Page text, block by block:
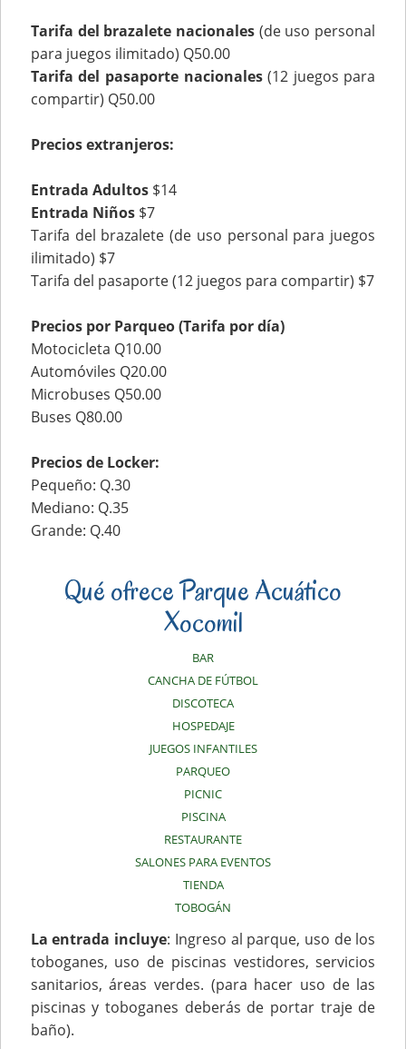
Tarifa del brazalete nacionales (de uso personal
para juegos ilimitado) Q50.00
Tarifa del pasaporte nacionales(12 juegos para
compartir) Q50.00
Precios extranjeros:
Entrada Adultos$14
Entrada Niños$7
Tarifa del brazalete (de uso personal para juegos
ilimitado) $7
Tarifa del pasaporte (12 juegos para compartir) $7
Precios por Parqueo (Tarifa por día)
Motocicleta Q10.00
Automóviles Q20.00
Microbuses Q50.00
Buses Q80.00
Precios de Locker:
Pequeño: Q.30
Mediano: Q.35
Grande: Q.40
Qué ofrece Parque Acuático
Xocomil
BAR
CANCHA DE FÚTBOL
DISCOTECA
HOSPEDAJE
JUEGOS INFANTILES
PARQUEO
PICNIC
PISCINA
RESTAURANTE
SALONES PARA EVENTOS
TIENDA
TOBOGÁN
La entrada incluye: Ingreso al parque, uso de los
toboganes, uso de piscinas vestidores, servicios
sanitarios, áreas verdes. (para hacer uso de las
piscinas y toboganes deberás de portar traje de
baño).